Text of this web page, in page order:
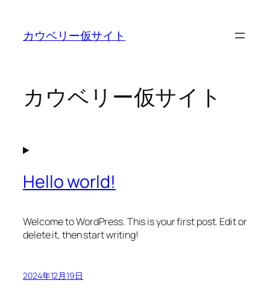
カウベリー仮サイト
カウベリー仮サイト
Hello world!
Welcome to WordPress. This is your first post. Edit or
delete it, then start writing!
2024年12月19日